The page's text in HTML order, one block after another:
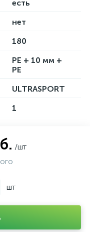
есть
нет
180
PE + 10 мм +
PE
ULTRASPORT
1
/шт
шт